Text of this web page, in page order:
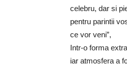
celebru, dar si
pentru parintii
ce vor veni”,
Intr-o forma
iar atmosfera a